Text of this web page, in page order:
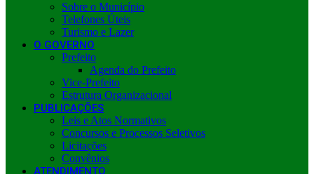
Sobre o Município
Telefones Úteis
Turismo e Lazer
O GOVERNO
Prefeito
Agenda do Prefeito
Vice-Prefeito
Estrutura Organizacional
PUBLICAÇÕES
Leis e Atos Normativos
Concursos e Processos Seletivos
Licitações
Convênios
ATENDIMENTO